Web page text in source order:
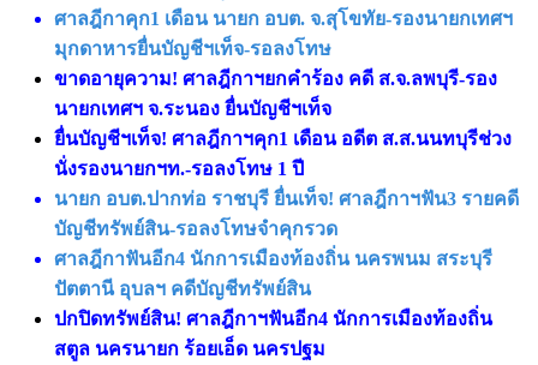
ศาลฎีกาคุก1 เดือน นายก อบต. จ.สุโขทัย-รองนายกเทศฯ
มุกดาหารยื่นบัญชีฯเท็จ-รอลงโทษ
ขาดอายุความ! ศาลฎีกาฯยกคำร้อง คดี ส.จ.ลพบุรี-รอง
นายกเทศฯ จ.ระนอง ยื่นบัญชีฯเท็จ
ยื่นบัญชีฯเท็จ! ศาลฎีกาฯคุก1 เดือน อดีต ส.ส.นนทบุรีช่วง
นั่งรองนายกฯท.-รอลงโทษ 1 ปี
นายก อบต.ปากท่อ ราชบุรี ยื่นเท็จ! ศาลฎีกาฯฟัน3 รายคดี
บัญชีทรัพย์สิน-รอลงโทษจำคุกรวด
ศาลฎีกาฟันอีก4 นักการเมืองท้องถิ่น นครพนม สระบุรี
ปัตตานี อุบลฯ คดีบัญชีทรัพย์สิน
ปกปิดทรัพย์สิน! ศาลฎีกาฯฟันอีก4 นักการเมืองท้องถิ่น
สตูล นครนายก ร้อยเอ็ด นครปฐม